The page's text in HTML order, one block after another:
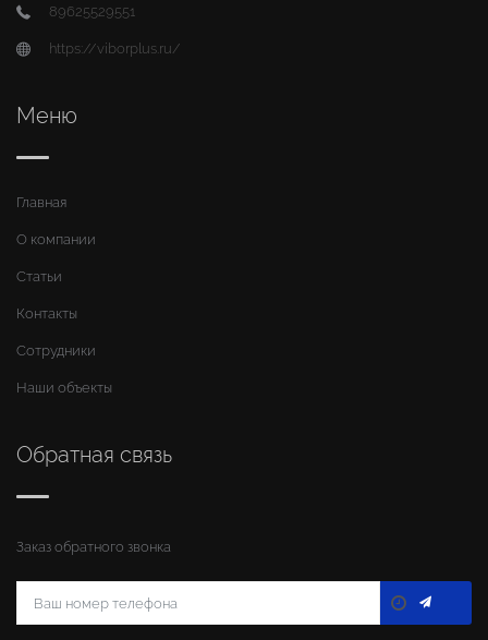
89625529551
https://viborplus.ru/
Меню
Главная
О компании
Статьи
Контакты
Сотрудники
Наши объекты
Обратная связь
Заказ обратного звонка